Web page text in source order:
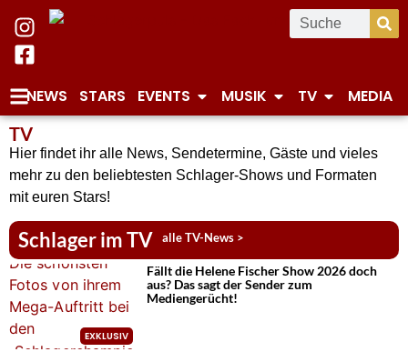
NEWS STARS EVENTS MUSIK TV MEDIA
TV
Hier findet ihr alle News, Sendetermine, Gäste und vieles
mehr zu den beliebtesten Schlager-Shows und Formaten
mit euren Stars!
Schlager im TV alle TV-News >
Fällt die Helene Fischer Show 2026 doch
aus? Das sagt der Sender zum
Mediengerücht!